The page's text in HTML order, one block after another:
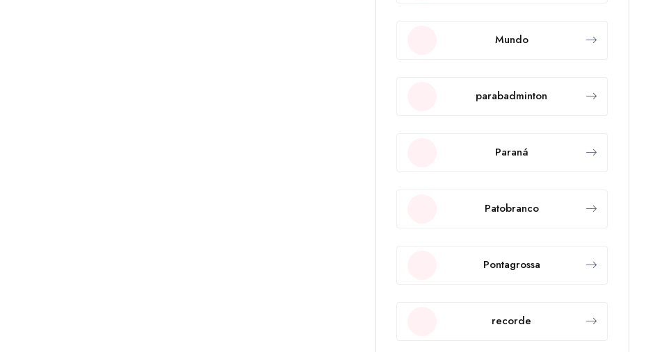
Mundo
parabadminton
Paraná
Patobranco
Pontagrossa
recorde